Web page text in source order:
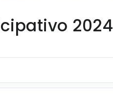
2024